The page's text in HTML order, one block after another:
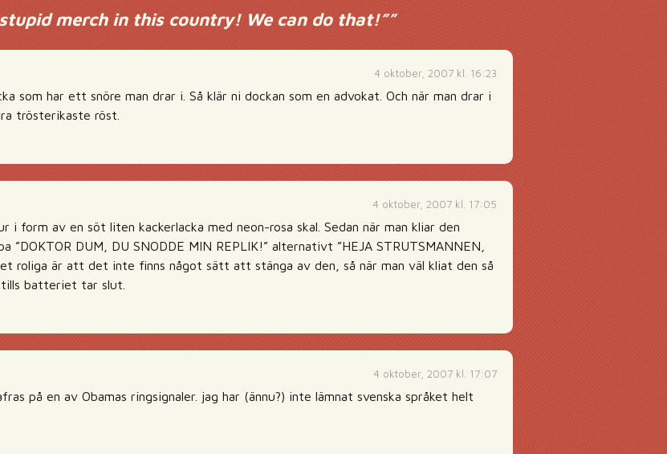
merch in this country! We can do that!””
4 oktober, 2007 kl. 16:23
som har ett snöre man drar i. Så klär ni dockan som en advokat. Och när man drar i
trösterikaste röst.
4 oktober, 2007 kl. 17:05
i form av en söt liten kackerlacka med neon-rosa skal. Sedan när man kliar den
”DOKTOR DUM, DU SNODDE MIN REPLIK!” alternativt ”HEJA STRUTSMANNEN,
roliga är att det inte finns något sätt att stänga av den, så när man väl kliat den så
batteriet tar slut.
4 oktober, 2007 kl. 17:07
på en av Obamas ringsignaler. jag har (ännu?) inte lämnat svenska språket helt